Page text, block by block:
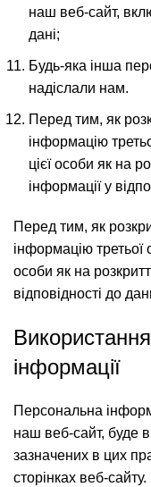
наш веб-сайт,
дані;
Будь-яка інша
надіслали нам.
Перед тим, як
інформацію
цієї особи як на
інформації у
Перед тим, як
інформацію третьої
особи як на
відповідності до
інформації
Персональна
наш веб-сайт, буде
зазначених в цих
сторінках веб-